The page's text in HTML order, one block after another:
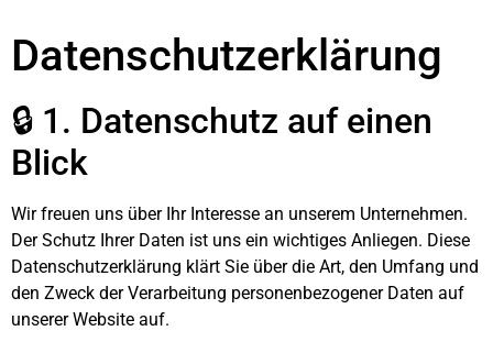
Datenschutzerklärung
🔒 1. Datenschutz auf einen
Blick
Wir freuen uns über Ihr Interesse an unserem Unternehmen.
Der Schutz Ihrer Daten ist uns ein wichtiges Anliegen. Diese
Datenschutzerklärung klärt Sie über die Art, den Umfang und
den Zweck der Verarbeitung personenbezogener Daten auf
unserer Website auf.